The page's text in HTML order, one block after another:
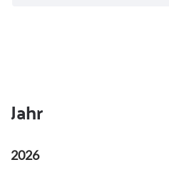
Jahr
2026